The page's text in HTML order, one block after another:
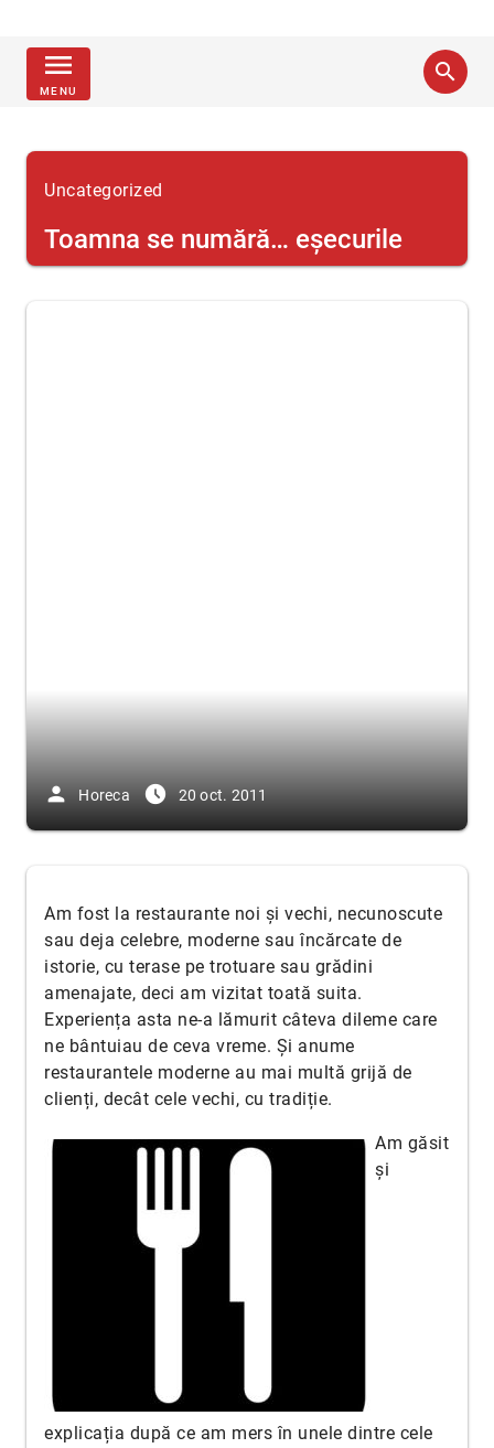
menu
MENU
search
Uncategorized
Toamna se numără… eşecurile
person Horeca access_time_filled 20 oct. 2011
Am fost la restaurante noi și vechi, necunoscute
sau deja celebre, moderne sau încărcate de
istorie, cu terase pe trotuare sau grădini
amenajate, deci am vizitat toată suita.
Experiența asta ne-a lămurit câteva dileme care
ne bântuiau de ceva vreme. Și anume
restaurantele moderne au mai multă grijă de
clienți, decât cele vechi, cu tradiție.
Am găsit
și
explicația după ce am mers în unele dintre cele